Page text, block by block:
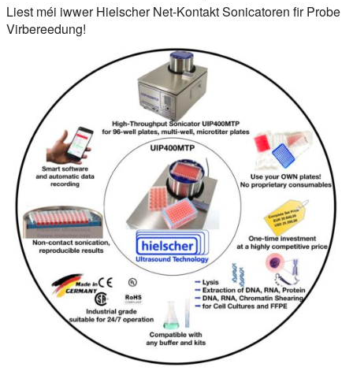
Liest méi iwwer Hielscher Net-Kontakt Sonicatoren fir Probe
Virbereedung!